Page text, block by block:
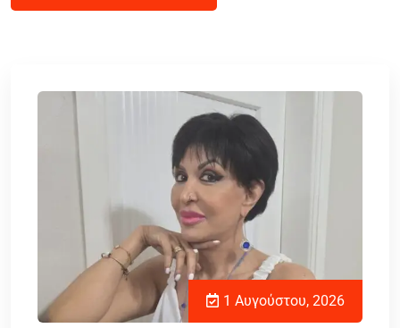
1 Αυγούστου, 2026